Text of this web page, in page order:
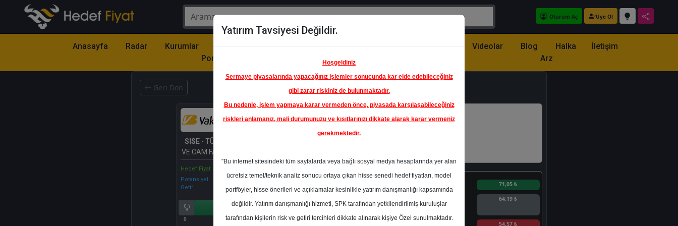
Oturum Aç Üye Ol
Anasayfa Radar Kurumlar
Model
Portföy
Hisse
Öne
Çıkanlar
Raporlar Partnerlerimiz Videolar Blog
Halka
Arz
İletişim
Geri Dön
SISE- TÜRKİYE ŞİŞE
VE CAM FABRİKALARI
A.Ş.
Hedef Fiyat
Potansiyel
Getiri
%0.00
0 0
En Yüksek Tahmin 71,05 ₺
Ortalama Fiyat
Tahmini
64,19 ₺
54,57 ₺
Yatırım Tavsiyesi Değildir.
Hoşgeldiniz
Sermaye piyasalarında yapacağınız işlemler sonucunda kar elde edebileceğiniz
gibi zarar riskiniz de bulunmaktadır.
Bu nedenle, işlem yapmaya karar vermeden önce, piyasada karşılaşabileceğiniz
riskleri anlamanız, mali durumunuzu ve kısıtlarınızı dikkate alarak karar vermeniz
gerekmektedir.
"Bu internet sitesindeki tüm sayfalarda veya bağlı sosyal medya hesaplarında yer alan
ücretsiz temel/teknik analiz sonucu ortaya çıkan hisse senedi hedef fiyatları, model
portföyler, hisse önerileri ve açıklamalar kesinlikle yatırım danışmanlığı kapsamında
değildir. Yatırım danışmanlığı hizmeti, SPK tarafından yetkilendirilmiş kuruluşlar
tarafından kişilerin risk ve getiri tercihleri dikkate alınarak kişiye Özel sunulmaktadır.